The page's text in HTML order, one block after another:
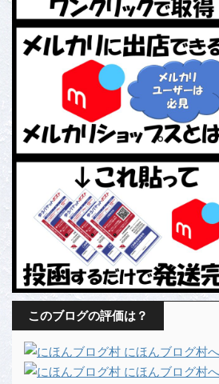
このブログの評価は？